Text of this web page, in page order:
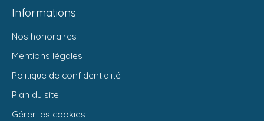
Informations
Nos honoraires
Mentions légales
Politique de confidentialité
Plan du site
Gérer les cookies